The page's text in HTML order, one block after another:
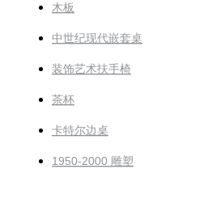
木板
中世纪现代嵌套桌
装饰艺术扶手椅
茶杯
卡特尔边桌
1950-2000 雕塑